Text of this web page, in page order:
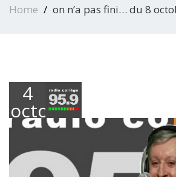
Home on n’a pas fini… du 8
4
octobre
2016